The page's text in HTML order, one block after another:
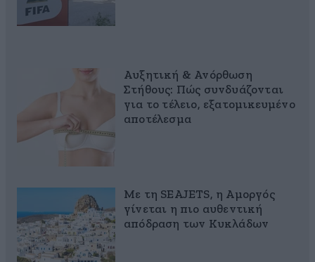
Αυξητική & Ανόρθωση
Στήθους: Πώς συνδυάζονται
για το τέλειο, εξατομικευμένο
αποτέλεσμα
Με τη SEAJETS, η Αμοργός
γίνεται η πιο αυθεντική
απόδραση των Κυκλάδων